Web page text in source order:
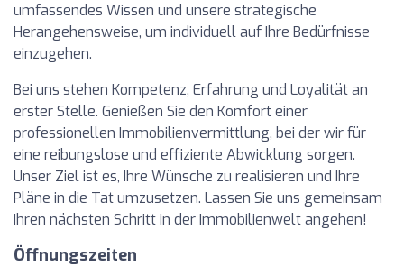
umfassendes Wissen und unsere strategische
Herangehensweise, um individuell auf Ihre Bedürfnisse
einzugehen.
Bei uns stehen Kompetenz, Erfahrung und Loyalität an
erster Stelle. Genießen Sie den Komfort einer
professionellen Immobilienvermittlung, bei der wir für
eine reibungslose und effiziente Abwicklung sorgen.
Unser Ziel ist es, Ihre Wünsche zu realisieren und Ihre
Pläne in die Tat umzusetzen. Lassen Sie uns gemeinsam
Ihren nächsten Schritt in der Immobilienwelt angehen!
Öffnungszeiten